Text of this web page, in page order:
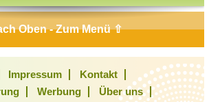
Oben - Zum Menü ⇧
Impressum
Kontakt
Werbung
Über uns